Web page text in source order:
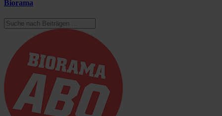
Biorama